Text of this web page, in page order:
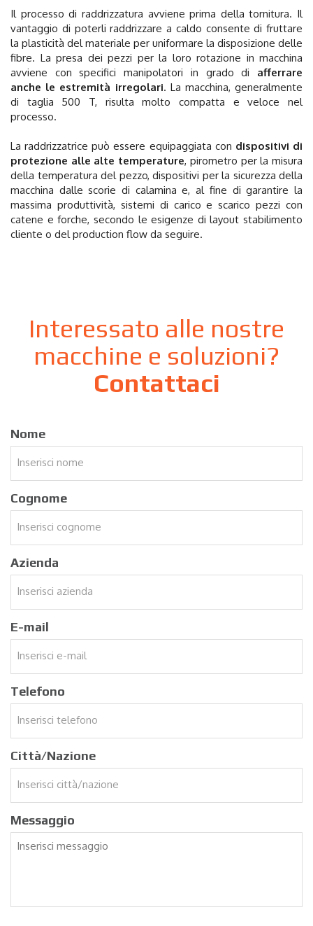
Il processo di raddrizzatura avviene prima della tornitura. Il
vantaggio di poterli raddrizzare a caldo consente di fruttare
la plasticità del materiale per uniformare la disposizione delle
fibre. La presa dei pezzi per la loro rotazione in macchina
avviene con specifici manipolatori in grado di afferrare
anche le estremità irregolari. La macchina, generalmente
di taglia 500 T, risulta molto compatta e veloce nel
processo.
La raddrizzatrice può essere equipaggiata con dispositivi di
protezione alle alte temperature, pirometro per la misura
della temperatura del pezzo, dispositivi per la sicurezza della
macchina dalle scorie di calamina e, al fine di garantire la
massima produttività, sistemi di carico e scarico pezzi con
catene e forche, secondo le esigenze di layout stabilimento
cliente o del production flow da seguire.
Interessato alle nostre
macchine e soluzioni?
Contattaci
Nome
Cognome
Azienda
E-mail
Telefono
Città/Nazione
Messaggio